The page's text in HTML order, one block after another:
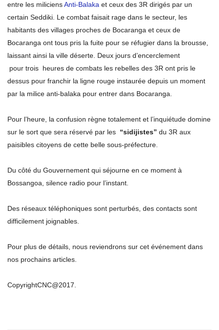
entre les miliciensAnti-Balaka et ceux des 3R dirigés par un
certain Seddiki. Le combat faisait rage dans le secteur, les
habitants des villages proches de Bocaranga et ceux de
Bocaranga ont tous pris la fuite pour se réfugier dans la brousse,
laissant ainsi la ville déserte. Deux jours d’encerclement
pour trois heures de combats les rebelles des 3R ont pris le
dessus pour franchir la ligne rouge instaurée depuis un moment
par la milice anti-balaka pour entrer dans Bocaranga.
Pour l’heure, la confusion règne totalement et l’inquiétude domine
sur le sort que sera réservé par les “sidijistes” du 3R aux
paisibles citoyens de cette belle sous-préfecture.
Du côté du Gouvernement qui séjourne en ce moment à
Bossangoa, silence radio pour l’instant.
Des réseaux téléphoniques sont perturbés, des contacts sont
difficilement joignables.
Pour plus de détails, nous reviendrons sur cet événement dans
nos prochains articles.
CopyrightCNC@2017.